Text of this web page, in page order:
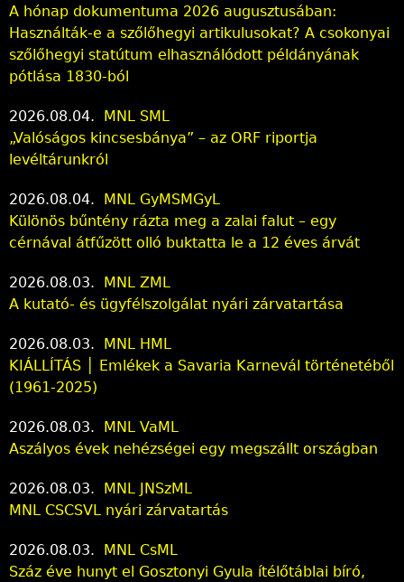
A hónap dokumentuma 2026 augusztusában:
Használták-e a szőlőhegyi artikulusokat? A csokonyai
szőlőhegyi statútum elhasználódott példányának
pótlása 1830-ból
2026.08.04.
MNL SML
„Valóságos kincsesbánya” – az ORF riportja
levéltárunkról
2026.08.04.
MNL GyMSMGyL
Különös bűntény rázta meg a zalai falut – egy
cérnával átfűzött olló buktatta le a 12 éves árvát
2026.08.03.
MNL ZML
A kutató- és ügyfélszolgálat nyári zárvatartása
2026.08.03.
MNL HML
KIÁLLÍTÁS │ Emlékek a Savaria Karnevál történetéből
(1961-2025)
2026.08.03.
MNL VaML
Aszályos évek nehézségei egy megszállt országban
2026.08.03.
MNL JNSzML
MNL CSCSVL nyári zárvatartás
2026.08.03.
MNL CsML
Száz éve hunyt el Gosztonyi Gyula ítélőtáblai bíró,